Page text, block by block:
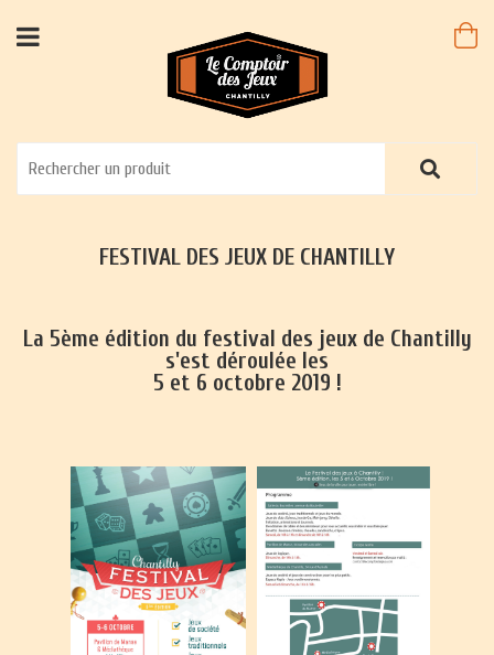
FESTIVAL DES JEUX DE CHANTILLY
La 5ème édition du festival des jeux de Chantilly
s'est déroulée les
5 et 6 octobre 2019 !